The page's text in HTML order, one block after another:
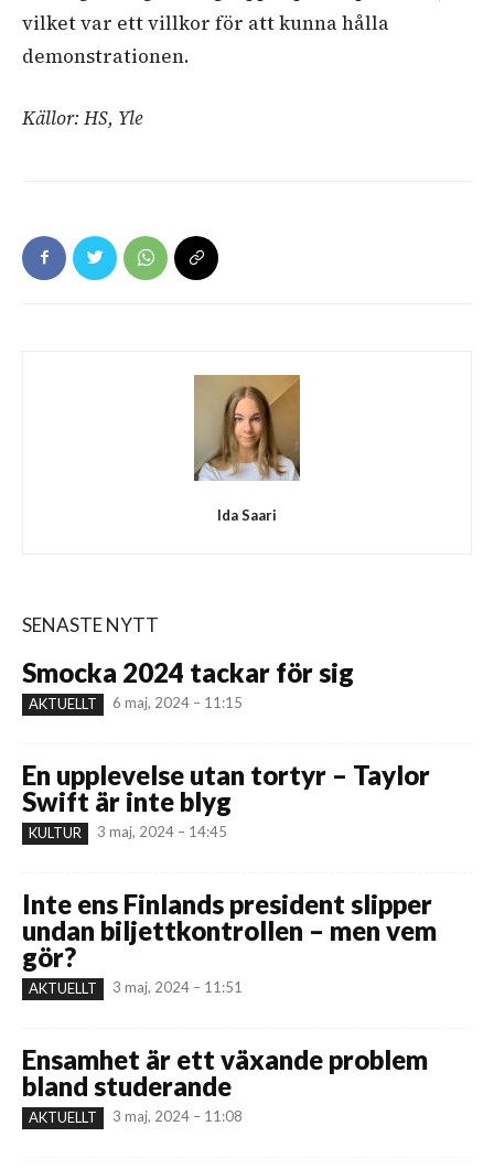
vilket var ett villkor för att kunna hålla
demonstrationen.
Källor: HS, Yle
Ida Saari
SENASTE NYTT
Smocka 2024 tackar för sig
AKTUELLT 6 maj, 2024 – 11:15
En upplevelse utan tortyr – Taylor
Swift är inte blyg
KULTUR 3 maj, 2024 – 14:45
Inte ens Finlands president slipper
undan biljettkontrollen – men vem
gör?
AKTUELLT 3 maj, 2024 – 11:51
Ensamhet är ett växande problem
bland studerande
AKTUELLT 3 maj, 2024 – 11:08